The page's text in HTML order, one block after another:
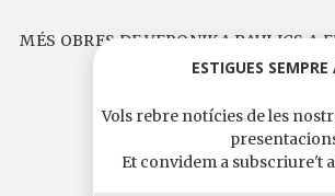
MÉS OBRES DE VERONIKA PAULICS A
ESTIGUES
Vols rebre notícies de les
Et convidem a subscriure't